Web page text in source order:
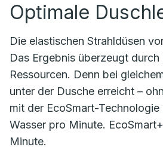
Optimale
Die elastischen Strahldüsen
Das Ergebnis überzeugt
Ressourcen. Denn bei
unter der Dusche erreicht –
mit der EcoSmart-
Wasser pro Minute.
Minute.